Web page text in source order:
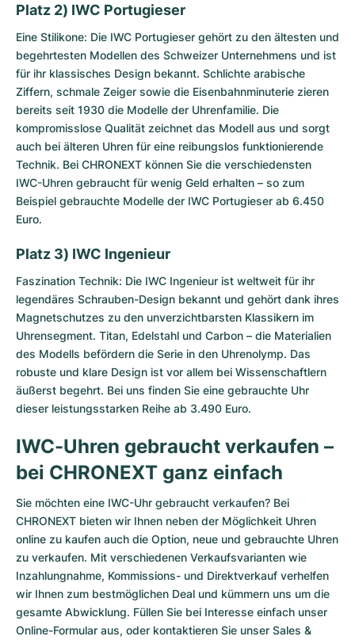
Platz 2) IWC Portugieser
Eine Stilikone: Die IWC Portugieser gehört zu den ältesten und
begehrtesten Modellen des Schweizer Unternehmens und ist
für ihr klassisches Design bekannt. Schlichte arabische
Ziffern, schmale Zeiger sowie die Eisenbahnminuterie zieren
bereits seit 1930 die Modelle der Uhrenfamilie. Die
kompromisslose Qualität zeichnet das Modell aus und sorgt
auch bei älteren Uhren für eine reibungslos funktionierende
Technik. Bei CHRONEXT können Sie die verschiedensten
IWC-Uhren gebraucht für wenig Geld erhalten – so zum
Beispiel gebrauchte Modelle der IWC Portugieser ab 6.450
Euro.
Platz 3) IWC Ingenieur
Faszination Technik: Die IWC Ingenieur ist weltweit für ihr
legendäres Schrauben-Design bekannt und gehört dank ihres
Magnetschutzes zu den unverzichtbarsten Klassikern im
Uhrensegment. Titan, Edelstahl und Carbon – die Materialien
des Modells befördern die Serie in den Uhrenolymp. Das
robuste und klare Design ist vor allem bei Wissenschaftlern
äußerst begehrt. Bei uns finden Sie eine gebrauchte Uhr
dieser leistungsstarken Reihe ab 3.490 Euro.
IWC-Uhren gebraucht verkaufen –
bei CHRONEXT ganz einfach
Sie möchten eine IWC-Uhr gebraucht verkaufen? Bei
CHRONEXT bieten wir Ihnen neben der Möglichkeit Uhren
online zu kaufen auch die Option, neue und gebrauchte Uhren
zu verkaufen. Mit verschiedenen Verkaufsvarianten wie
Inzahlungnahme, Kommissions- und Direktverkauf verhelfen
wir Ihnen zum bestmöglichen Deal und kümmern uns um die
gesamte Abwicklung. Füllen Sie bei Interesse einfach unser
Online-Formular aus, oder kontaktieren Sie unser Sales &